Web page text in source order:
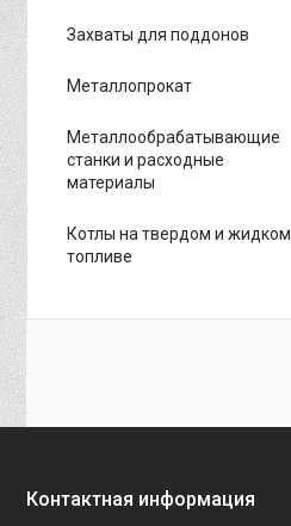
Захваты для поддонов
Металлопрокат
Металлообрабатывающие
станки и расходные
материалы
Котлы на твердом и жидком
топливе